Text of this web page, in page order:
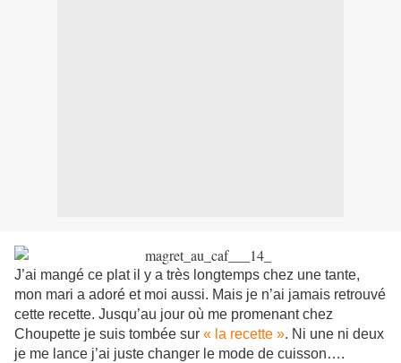
J’ai mangé ce plat il y a très longtemps chez une tante,
mon mari a adoré et moi aussi. Mais je n’ai jamais retrouvé
cette recette. Jusqu’au jour où me promenant chez
Choupette je suis tombée sur « la recette ». Ni une ni deux
je me lance j’ai juste changer le mode de cuisson….